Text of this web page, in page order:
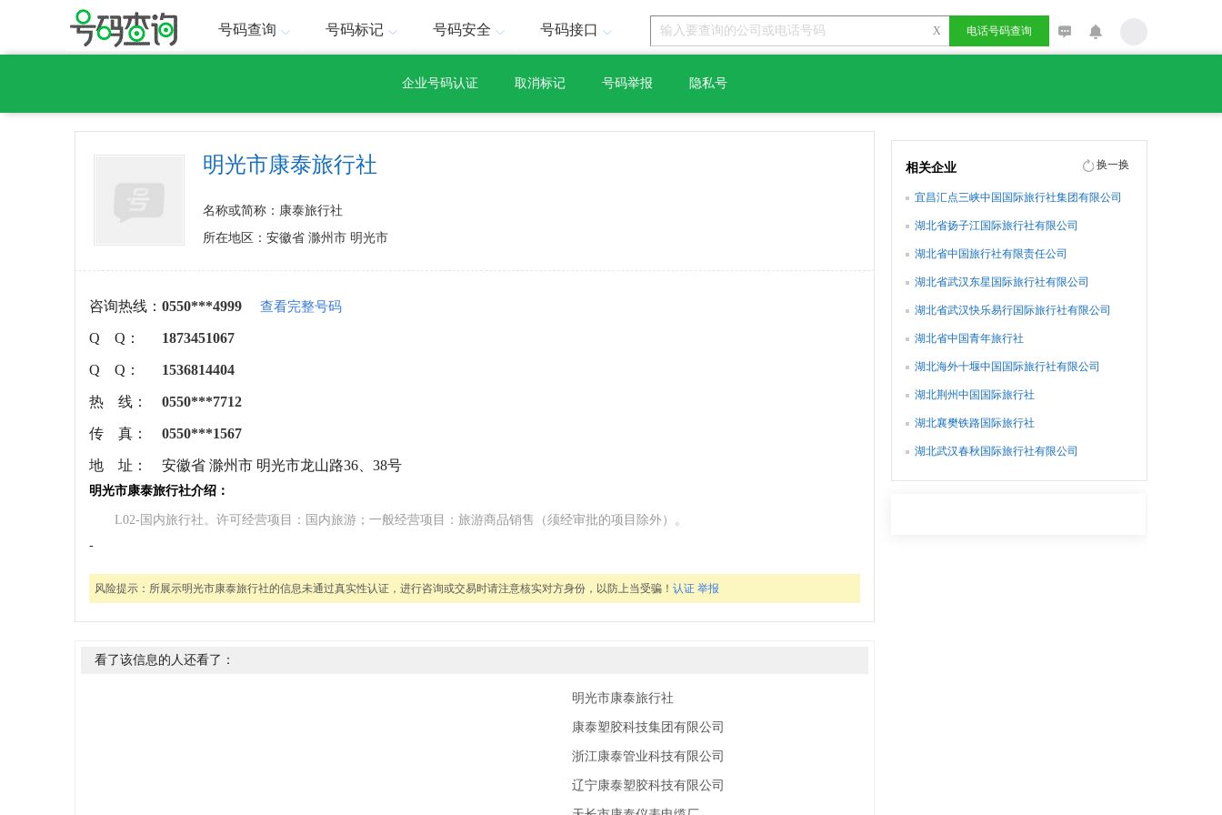
号码查询 号码标记 号码安全 号码接口 X 电话号码查询
企业号码认证 取消标记 号码举报 隐私号
明光市康泰旅行社
名称或简称：康泰旅行社
所在地区：安徽省 滁州市 明光市
咨询热线： 0550***4999 查看完整号码
Q Q： 1873451067
Q Q： 1536814404
热 线： 0550***7712
传 真： 0550***1567
地 址： 安徽省 滁州市 明光市龙山路36、38号
明光市康泰旅行社介绍：
L02-国内旅行社。许可经营项目：国内旅游；一般经营项目：旅游商品销售（须经审批的项目除外）。
-
风险提示： 所展示明光市康泰旅行社的信息未通过真实性认证，进行咨询或交易时请注意核实对方身份，以防上当受骗！ 认证 举报
看了该信息的人还看了：
明光市康泰旅行社
康泰塑胶科技集团有限公司
浙江康泰管业科技有限公司
辽宁康泰塑胶科技有限公司
相关企业 换一换
宜昌汇点三峡中国国际旅行社集团有限公司
湖北省扬子江国际旅行社有限公司
湖北省中国旅行社有限责任公司
湖北省武汉东星国际旅行社有限公司
湖北省武汉快乐易行国际旅行社有限公司
湖北省中国青年旅行社
湖北海外十堰中国国际旅行社有限公司
湖北荆州中国国际旅行社
湖北襄樊铁路国际旅行社
湖北武汉春秋国际旅行社有限公司